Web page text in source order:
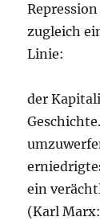
zugleich
Linie:
der
ein
(Karl